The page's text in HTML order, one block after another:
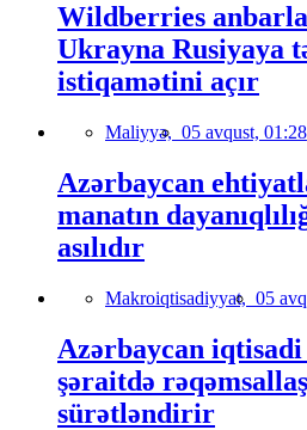
Wildberries
Ukrayna Rusiyaya
istiqamətini açır
Maliyyə, 05 avqust, 01:28
Azərbaycan
manatın
asılıdır
Makroiqtisadiyyat, 05
Azərbaycan
şəraitdə
sürətləndirir